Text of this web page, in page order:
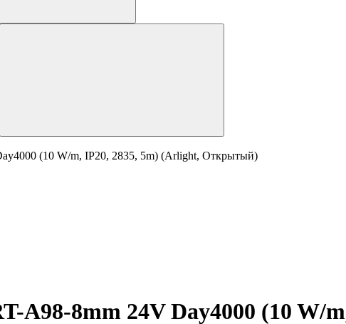
(10 W/m, IP20, 2835, 5m) (Arlight, Открытый)
A98-8mm 24V Day4000 (10 W/